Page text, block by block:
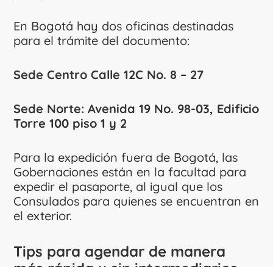
En Bogotá hay dos oficinas destinadas
para el trámite del documento:
Sede Centro Calle 12C No. 8 – 27
Sede Norte: Avenida 19 No. 98-03, Edificio
Torre 100 piso 1 y 2
Para la expedición fuera de Bogotá, las
Gobernaciones están en la facultad para
expedir el pasaporte, al igual que los
Consulados para quienes se encuentran en
el exterior.
Tips para agendar de manera